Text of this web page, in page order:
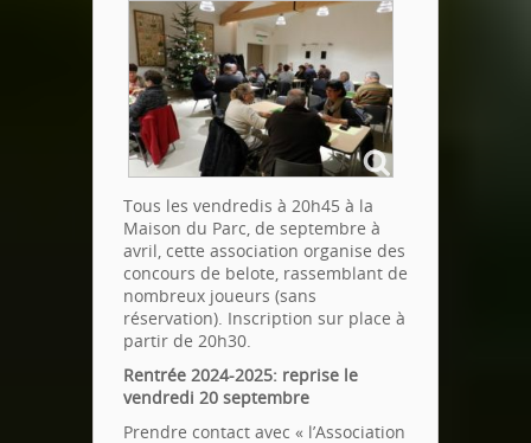
Tous les vendredis à 20h45 à la
Maison du Parc, de septembre à
avril, cette association organise des
concours de belote, rassemblant de
nombreux joueurs (sans
réservation). Inscription sur place à
partir de 20h30.
Rentrée 2024-2025: reprise le
vendredi 20 septembre
Prendre contact avec « l’Association